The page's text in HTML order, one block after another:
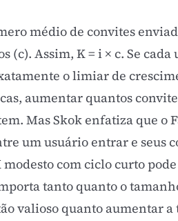
médio de convites
(c). Assim, K = i × c. Se
o limiar de
aumentar quantos
Mas Skok enfatiza que o
um usuário entrar e seus
com ciclo curto
tanto quanto o
valioso quanto aumentar a